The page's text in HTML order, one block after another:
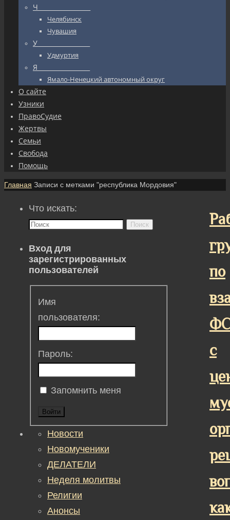
Ч_________________
Челябинск
Чувашия
У_________________
Удмуртия
Я_________________
Ямало-Ненецкий автономный округ
О сайте
Узники
ПравоСудие
Жертвы
Семьи
Свобода
Помощь
Главная Записи с метками "республика Мордовия"
по
с
Что искать:
Поиск
Вход для
зарегистрированных
пользователей
Имя
пользователя:
Пароль:
Запомнить меня
Войти
Новости
Новомученики
ДЕЛАТЕЛИ
Неделя молитвы
Религии
Анонсы